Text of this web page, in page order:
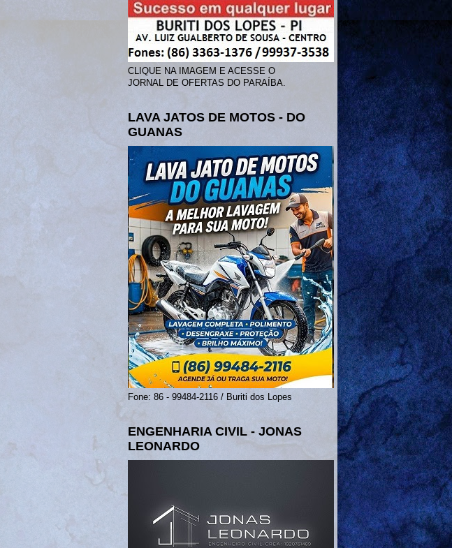
CLIQUE NA IMAGEM E ACESSE O
JORNAL DE OFERTAS DO PARAÍBA.
LAVA JATOS DE MOTOS - DO
GUANAS
Fone: 86 - 99484-2116 / Buriti dos Lopes
ENGENHARIA CIVIL - JONAS
LEONARDO